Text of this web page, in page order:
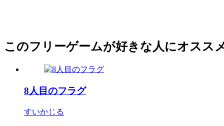
このフリーゲームが好きな人にオスス
8人目のフラグ
すいかじる